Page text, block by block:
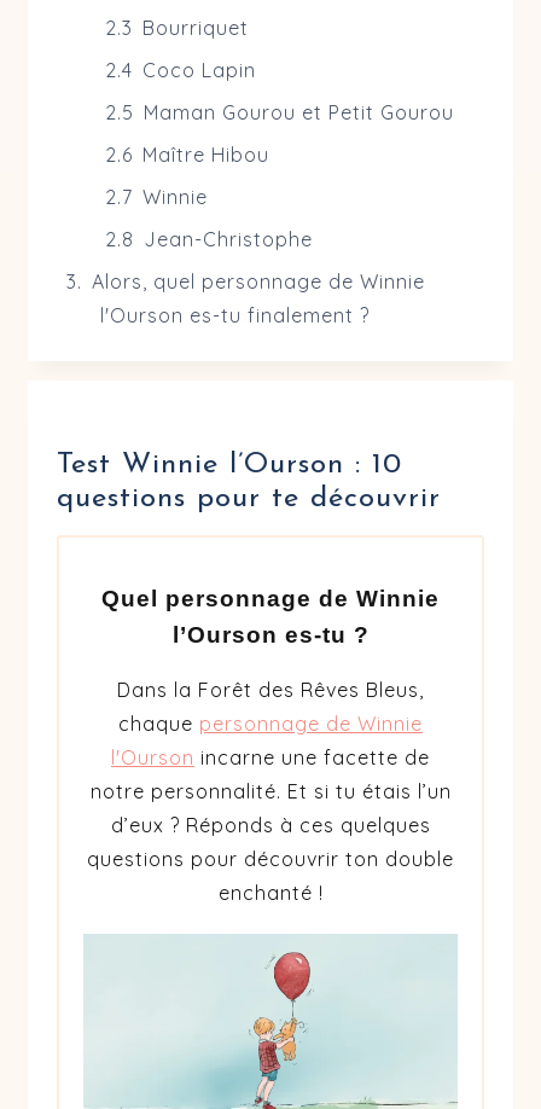
Bourriquet
Coco Lapin
Maman Gourou et Petit Gourou
Maître Hibou
Winnie
Jean-Christophe
Alors, quel personnage de Winnie
l'Ourson es-tu finalement ?
Test Winnie l’Ourson : 10
questions pour te découvrir
Quel personnage de Winnie
l’Ourson es-tu ?
Dans la Forêt des Rêves Bleus,
chaque personnage de Winnie
l'Ourson incarne une facette de
notre personnalité. Et si tu étais l’un
d’eux ? Réponds à ces quelques
questions pour découvrir ton double
enchanté !